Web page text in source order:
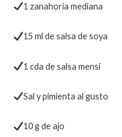
1 zanahoria mediana
15 ml de salsa de soya
1 cda de salsa mensi
Sal y pimienta al gusto
10 g de ajo